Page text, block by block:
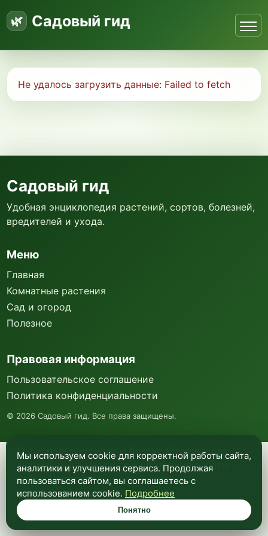
Садовый гид
Не удалось загрузить данные: Failed to fetch
Мы используем куки и Яндекс Метрику для
анализа посещаемости и улучшения работы
сайта. Подробнее —в политике
конфиденциальности.
Понятно
Садовый гид
Удобная энциклопедия растений, сортов, болезней,
вредителей и ухода.
Меню
Главная
Комнатные растения
Сад и огород
Полезное
Правовая информация
Пользовательское соглашение
Политика конфиденциальности
© 2026 Садовый гид. Все права защищены.
Мы используем cookie для корректной работы сайта,
аналитики и улучшения сервиса. Продолжая
пользоваться сайтом, вы соглашаетесь с
использованием cookie. Подробнее
Понятно